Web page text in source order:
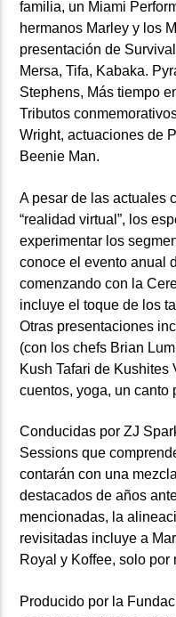
familia, un Miami
hermanos Marley y los
presentación de
Mersa, Tifa, Kabaka.
Stephens, Más tiempo
Tributos
Wright, actuaciones de
Beenie Man.
A pesar de las actuales
“realidad virtual”, los
experimentar los
conoce el evento anual
comenzando con la
incluye el toque de los
Otras presentaciones
(con los chefs Brian
Kush Tafari de
cuentos, yoga, un canto
Conducidas porZJ
Sessions que
contarán con una
destacados de años
mencionadas, la
revisitadas incluye a
Royal y Koffee,solo por
Producido por la